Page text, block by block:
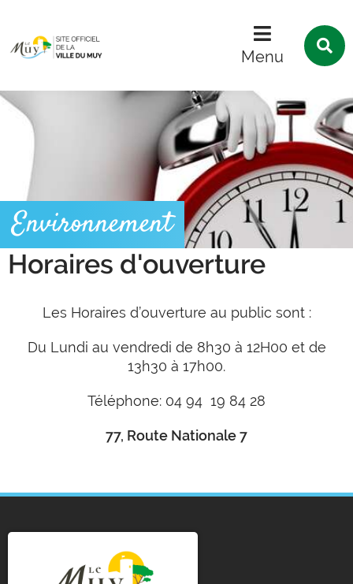
Menu
Environnement
Horaires d'ouverture
Les Horaires d’ouverture au public sont :
Du Lundi au vendredi de 8h30 à 12H00 et de
13h30 à 17h00.
Téléphone: 04 94 19 84 28
77, Route Nationale 7